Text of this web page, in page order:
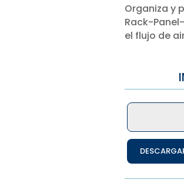
Organiza y
Rack-
el flujo de